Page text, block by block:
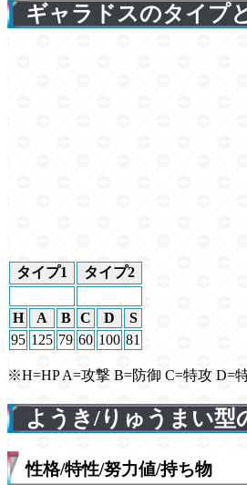
ギャラドスのタイプ
タイプ1 タイプ2
H A B C D
S
95 125 79 60 100 81
※H=HP A=攻撃 B=防御 C=特攻 D=
ようき/りゅうまい型
性格/特性/努力値/持ち物